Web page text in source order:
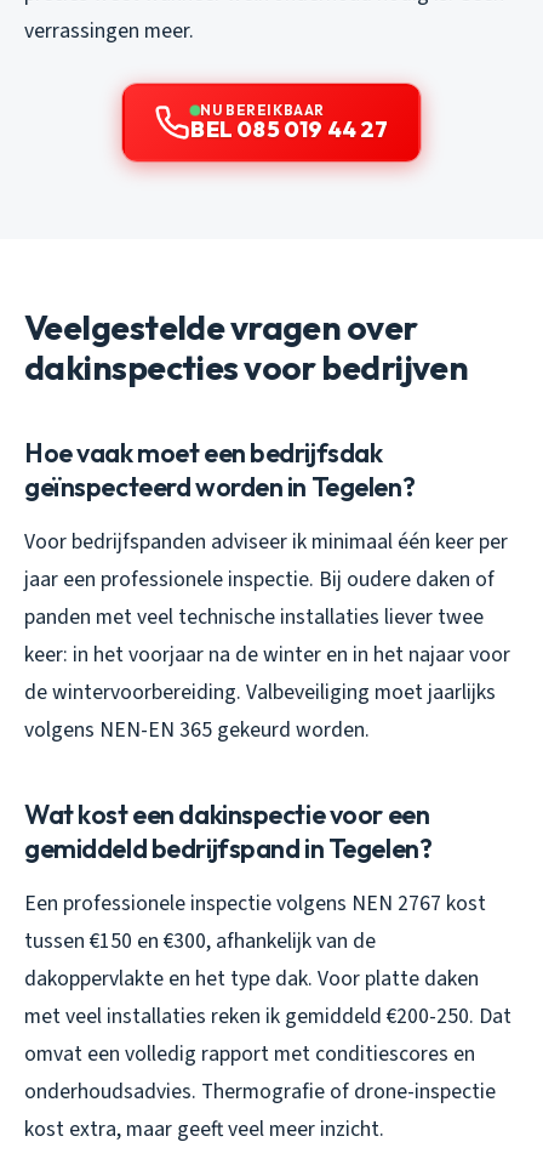
verrassingen meer.
NU BEREIKBAAR
BEL 085 019 44 27
Veelgestelde vragen over
dakinspecties voor bedrijven
Hoe vaak moet een bedrijfsdak
geïnspecteerd worden in Tegelen?
Voor bedrijfspanden adviseer ik minimaal één keer per
jaar een professionele inspectie. Bij oudere daken of
panden met veel technische installaties liever twee
keer: in het voorjaar na de winter en in het najaar voor
de wintervoorbereiding. Valbeveiliging moet jaarlijks
volgens NEN-EN 365 gekeurd worden.
Wat kost een dakinspectie voor een
gemiddeld bedrijfspand in Tegelen?
Een professionele inspectie volgens NEN 2767 kost
tussen €150 en €300, afhankelijk van de
dakoppervlakte en het type dak. Voor platte daken
met veel installaties reken ik gemiddeld €200-250. Dat
omvat een volledig rapport met conditiescores en
onderhoudsadvies. Thermografie of drone-inspectie
kost extra, maar geeft veel meer inzicht.